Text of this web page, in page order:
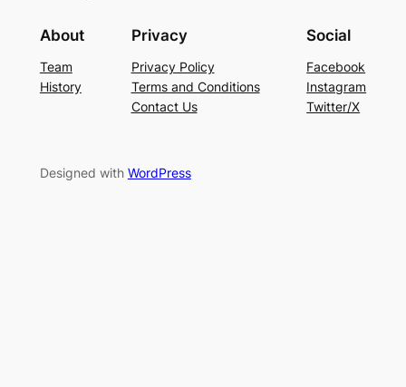
About
Team
History
Privacy
Privacy Policy
Terms and Conditions
Contact Us
Social
Facebook
Instagram
Twitter/X
Designed with WordPress